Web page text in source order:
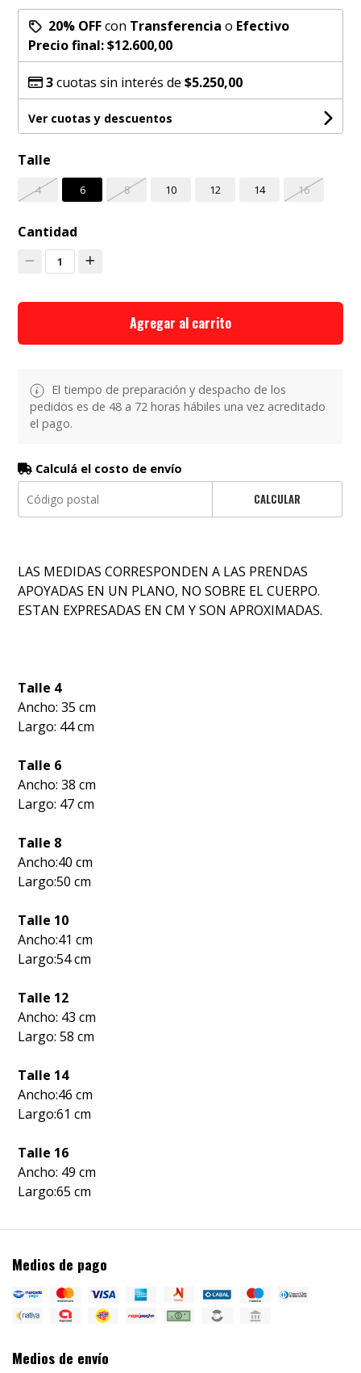
20% OFFcon Transferencia o Efectivo
Precio final:$12.600,00
3cuotas sin interés de$5.250,00
Ver cuotas y descuentos
Talle
4 6 8 10 12 14 16
Cantidad
1
Agregar al carrito
El tiempo de preparación y despacho de los
pedidos es de 48 a 72 horas hábiles una vez acreditado
el pago.
Calculá el costo de envío
CALCULAR
LAS MEDIDAS CORRESPONDEN A LAS PRENDAS
APOYADAS EN UN PLANO, NO SOBRE EL CUERPO.
ESTAN EXPRESADAS EN CM Y SON APROXIMADAS.
Talle 4
Ancho: 35 cm
Largo: 44 cm
Talle 6
Ancho: 38 cm
Largo: 47 cm
Talle 8
Ancho:40 cm
Largo:50 cm
Talle 10
Ancho:41 cm
Largo:54 cm
Talle 12
Ancho: 43 cm
Largo: 58 cm
Talle 14
Ancho:46 cm
Largo:61 cm
Talle 16
Ancho: 49 cm
Largo:65 cm
Medios de pago
Medios de envío